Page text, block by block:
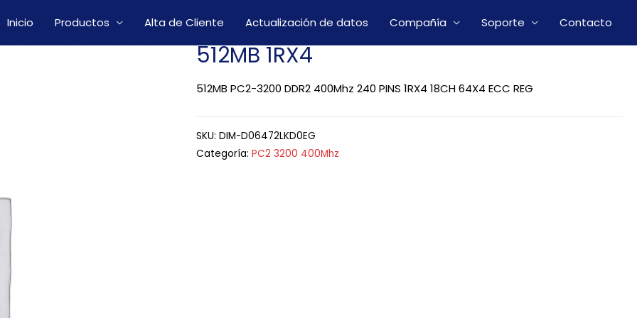
Inicio Productos Alta de Cliente Actualización de datos Compañía Soporte Contacto
512MB 1RX4
512MB PC2-3200 DDR2 400Mhz 240 PINS 1RX4 18CH 64X4 ECC REG
SKU:DIM-D06472LKD0EG
Categoría:PC2 3200 400Mhz